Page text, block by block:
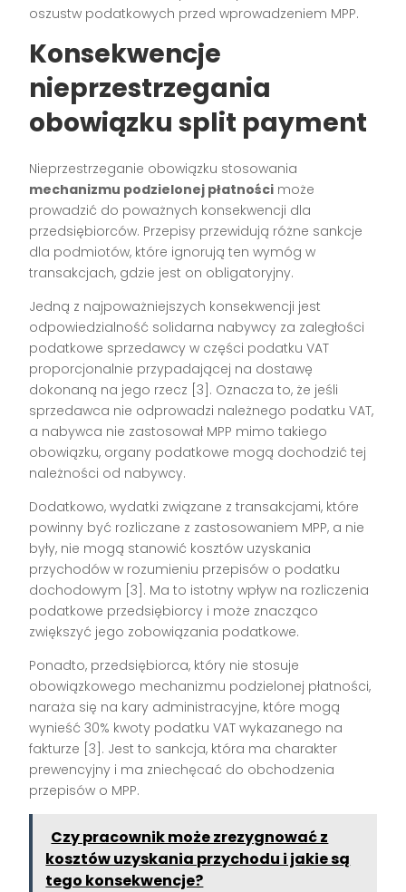
oszustw podatkowych przed wprowadzeniem MPP.
Konsekwencje
nieprzestrzegania
obowiązku split payment
Nieprzestrzeganie obowiązku stosowania
mechanizmu podzielonej płatności może
prowadzić do poważnych konsekwencji dla
przedsiębiorców. Przepisy przewidują różne sankcje
dla podmiotów, które ignorują ten wymóg w
transakcjach, gdzie jest on obligatoryjny.
Jedną z najpoważniejszych konsekwencji jest
odpowiedzialność solidarna nabywcy za zaległości
podatkowe sprzedawcy w części podatku VAT
proporcjonalnie przypadającej na dostawę
dokonaną na jego rzecz [3]. Oznacza to, że jeśli
sprzedawca nie odprowadzi należnego podatku VAT,
a nabywca nie zastosował MPP mimo takiego
obowiązku, organy podatkowe mogą dochodzić tej
należności od nabywcy.
Dodatkowo, wydatki związane z transakcjami, które
powinny być rozliczane z zastosowaniem MPP, a nie
były, nie mogą stanowić kosztów uzyskania
przychodów w rozumieniu przepisów o podatku
dochodowym [3]. Ma to istotny wpływ na rozliczenia
podatkowe przedsiębiorcy i może znacząco
zwiększyć jego zobowiązania podatkowe.
Ponadto, przedsiębiorca, który nie stosuje
obowiązkowego mechanizmu podzielonej płatności,
naraża się na kary administracyjne, które mogą
wynieść 30% kwoty podatku VAT wykazanego na
fakturze [3]. Jest to sankcja, która ma charakter
prewencyjny i ma zniechęcać do obchodzenia
przepisów o MPP.
Czy pracownik może zrezygnować z
kosztów uzyskania przychodu i jakie są
tego konsekwencje?